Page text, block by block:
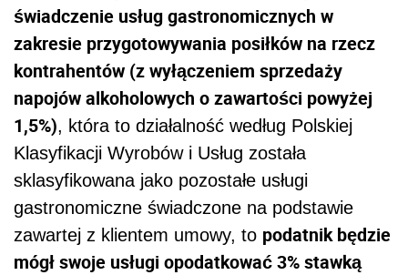
świadczenie usług gastronomicznych w
zakresie przygotowywania posiłków na rzecz
kontrahentów (z wyłączeniem sprzedaży
napojów alkoholowych o zawartości powyżej
1,5%), która to działalność według Polskiej
Klasyfikacji Wyrobów i Usług została
sklasyfikowana jako pozostałe usługi
gastronomiczne świadczone na podstawie
zawartej z klientem umowy, to podatnik będzie
mógł swoje usługi opodatkować 3% stawką